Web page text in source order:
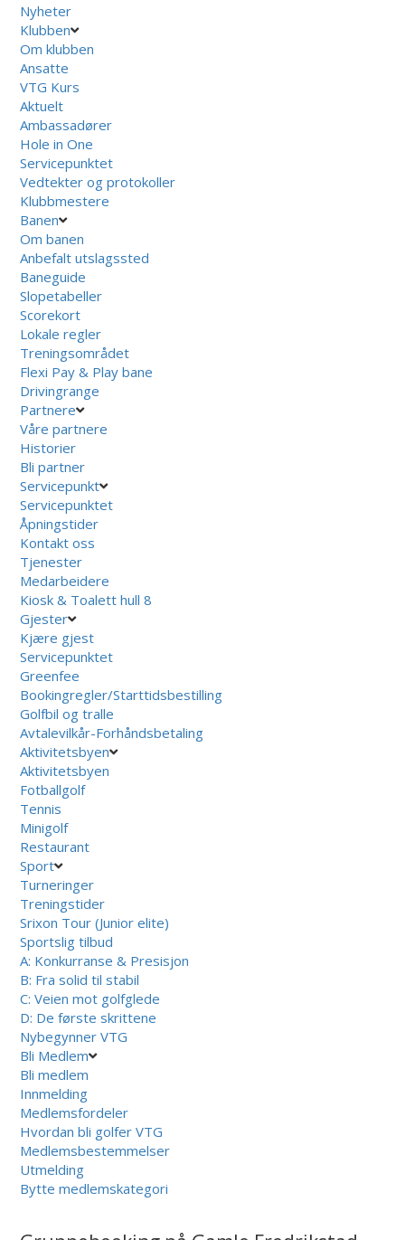
Nyheter
Klubben
Om klubben
Ansatte
VTG Kurs
Aktuelt
Ambassadører
Hole in One
Servicepunktet
Vedtekter og protokoller
Klubbmestere
Banen
Om banen
Anbefalt utslagssted
Baneguide
Slopetabeller
Scorekort
Lokale regler
Treningsområdet
Flexi Pay & Play bane
Drivingrange
Partnere
Våre partnere
Historier
Bli partner
Servicepunkt
Servicepunktet
Åpningstider
Kontakt oss
Tjenester
Medarbeidere
Kiosk & Toalett hull 8
Gjester
Kjære gjest
Servicepunktet
Greenfee
Bookingregler/Starttidsbestilling
Golfbil og tralle
Avtalevilkår-Forhåndsbetaling
Aktivitetsbyen
Aktivitetsbyen
Fotballgolf
Tennis
Minigolf
Restaurant
Sport
Turneringer
Treningstider
Srixon Tour (Junior elite)
Sportslig tilbud
A: Konkurranse & Presisjon
B: Fra solid til stabil
C: Veien mot golfglede
D: De første skrittene
Nybegynner VTG
Bli Medlem
Bli medlem
Innmelding
Medlemsfordeler
Hvordan bli golfer VTG
Medlemsbestemmelser
Utmelding
Bytte medlemskategori